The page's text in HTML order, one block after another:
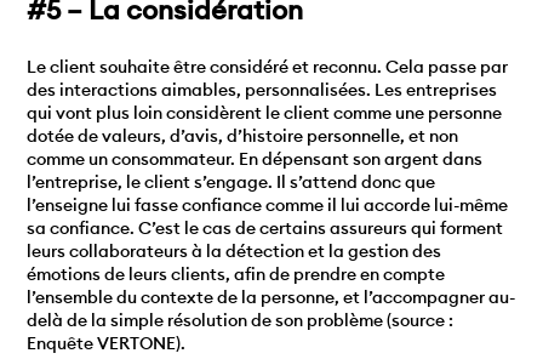
#5 – La considération
Le client souhaite être considéré et reconnu. Cela passe par
des interactions aimables, personnalisées. Les entreprises
qui vont plus loin considèrent le client comme une personne
dotée de valeurs, d’avis, d’histoire personnelle, et non
comme un consommateur. En dépensant son argent dans
l’entreprise, le client s’engage. Il s’attend donc que
l’enseigne lui fasse confiance comme il lui accorde lui-même
sa confiance. C’est le cas de certains assureurs qui forment
leurs collaborateurs à la détection et la gestion des
émotions de leurs clients, afin de prendre en compte
l’ensemble du contexte de la personne, et l’accompagner au-
delà de la simple résolution de son problème (source :
Enquête VERTONE).